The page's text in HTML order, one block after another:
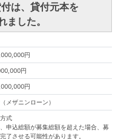
は、貸付元本を
ました。
円
円
円
メザニンローン）
式
申込総額が募集総額を超えた場合、募
了させる可能性があります。